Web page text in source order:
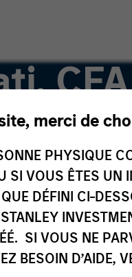
merci de
PHYSIQUE
SI VOUS ÊTES UN
DÉFINI CI-
SI VOUS NE
BESOIN D’AIDE,
CFA
of Fixed